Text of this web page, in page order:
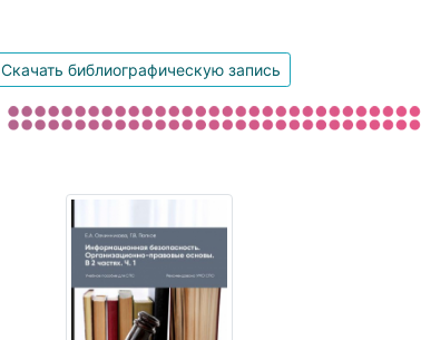
Скачать библиографическую запись